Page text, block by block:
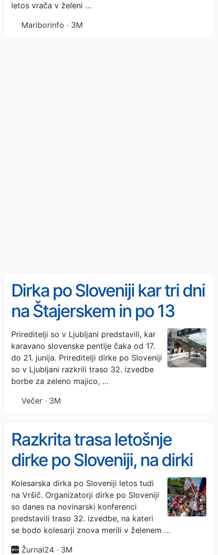
letos vrača v želeni …
Mariborinfo · 3M
Dirka po Sloveniji kar tri dni
na Štajerskem in po 13
letih spet na najbolj
ikoničen slovenski prelaz
Prireditelji so v Ljubljani predstavili, kar
karavano slovenske pentlje čaka od 17.
do 21. junija. Prireditelji dirke po Sloveniji
so v Ljubljani razkrili traso 32. izvedbe
borbe za zeleno majico, …
Večer · 3M
Razkrita trasa letošnje
dirke po Sloveniji, na dirki
tudi tretji s Toura?
Kolesarska dirka po Sloveniji letos tudi
na Vršič. Organizatorji dirke po Sloveniji
so danes na novinarski konferenci
predstavili traso 32. izvedbe, na kateri
se bodo kolesarji znova merili v želenem …
Žurnal24 · 3M